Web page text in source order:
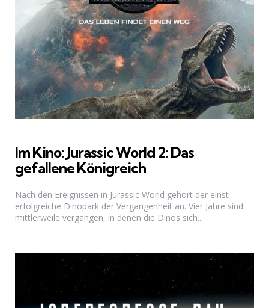
Im Kino: Jurassic World 2: Das
gefallene Königreich
Nach den Ereignissen in Jurassic World gehört der einst
erfolgreiche Dinopark der Vergangenheit an. Vier Jahre sind
mittlerweile vergangen, in denen die Dinos sich...